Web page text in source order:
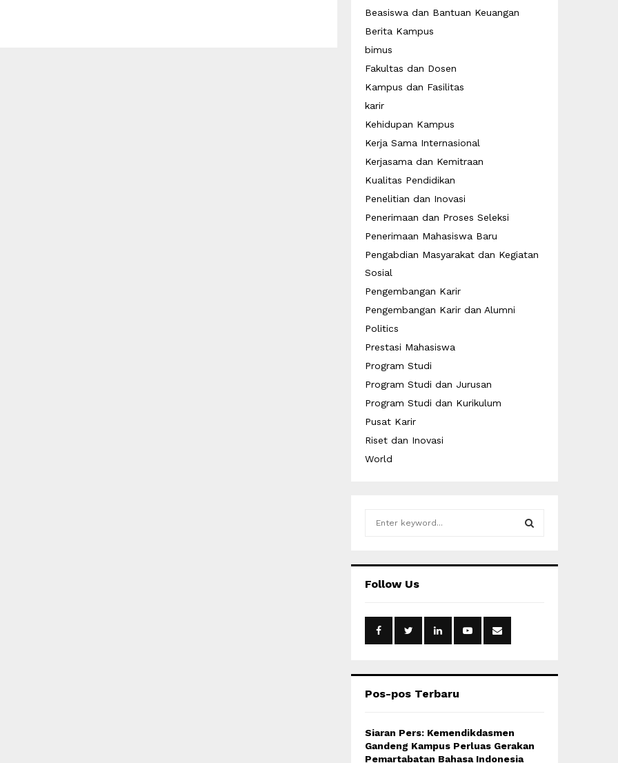
Beasiswa dan Bantuan Keuangan
Berita Kampus
bimus
Fakultas dan Dosen
Kampus dan Fasilitas
karir
Kehidupan Kampus
Kerja Sama Internasional
Kerjasama dan Kemitraan
Kualitas Pendidikan
Penelitian dan Inovasi
Penerimaan dan Proses Seleksi
Penerimaan Mahasiswa Baru
Pengabdian Masyarakat dan Kegiatan
Sosial
Pengembangan Karir
Pengembangan Karir dan Alumni
Politics
Prestasi Mahasiswa
Program Studi
Program Studi dan Jurusan
Program Studi dan Kurikulum
Pusat Karir
Riset dan Inovasi
World
h
o
:
Follow Us
Pos-pos Terbaru
Siaran Pers: Kemendikdasmen
Gandeng Kampus Perluas Gerakan
Pemartabatan Bahasa Indonesia